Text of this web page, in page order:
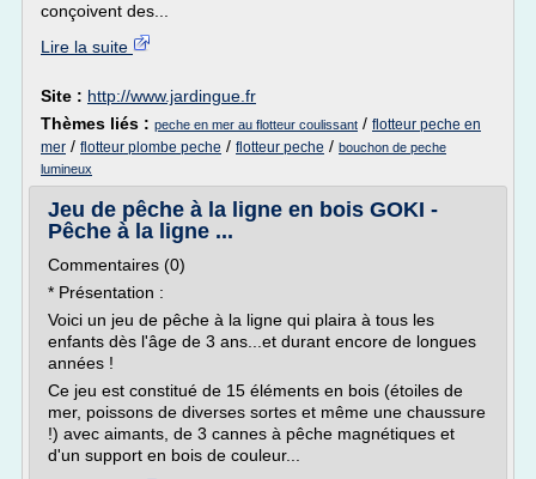
conçoivent des...
Lire la suite
Site : http://www.jardingue.fr
Thèmes liés : peche en mer au flotteur coulissant / flotteur peche en
mer / flotteur plombe peche / flotteur peche / bouchon de peche
lumineux
Jeu de pêche à la ligne en bois GOKI -
Pêche à la ligne ...
Commentaires (0)
* Présentation :
Voici un jeu de pêche à la ligne qui plaira à tous les
enfants dès l'âge de 3 ans...et durant encore de longues
années !
Ce jeu est constitué de 15 éléments en bois (étoiles de
mer, poissons de diverses sortes et même une chaussure
!) avec aimants, de 3 cannes à pêche magnétiques et
d'un support en bois de couleur...